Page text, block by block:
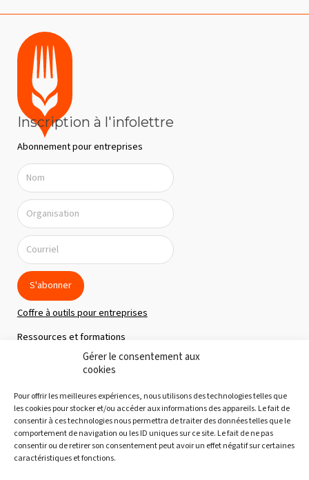
Gérer le consentement aux
cookies
Pour offrir les meilleures expériences, nous utilisons des technologies telles que
les cookies pour stocker et/ou accéder aux informations des appareils. Le fait de
consentir à ces technologies nous permettra de traiter des données telles que le
comportement de navigation ou les ID uniques sur ce site. Le fait de ne pas
consentir ou de retirer son consentement peut avoir un effet négatif sur certaines
caractéristiques et fonctions.
Inscription à l'infolettre
Abonnement pour entreprises
S'abonner
Coffre à outils pour entreprises
Ressources et formations
Politique de confidentialité
Notre équipe
Nous joindre
Découvertes gourmandes